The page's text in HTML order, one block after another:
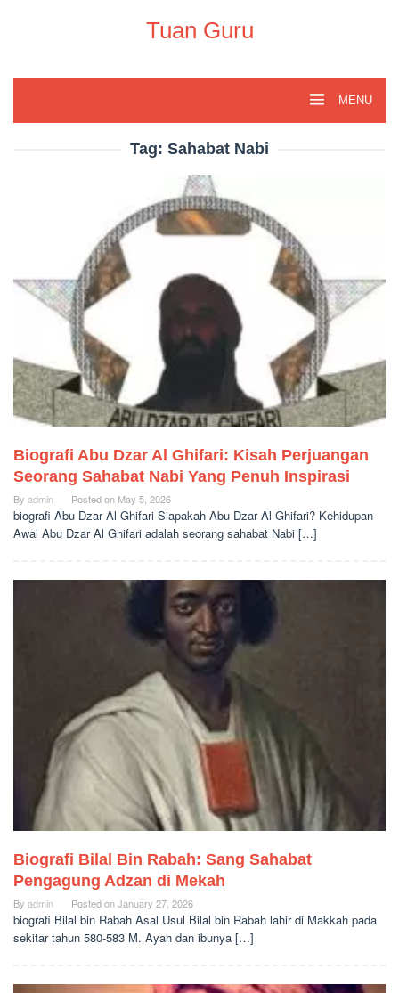
Tuan Guru
MENU
Tag: Sahabat Nabi
Biografi Abu Dzar Al Ghifari: Kisah Perjuangan
Seorang Sahabat Nabi Yang Penuh Inspirasi
By admin Posted on May 5, 2026
biografi Abu Dzar Al Ghifari Siapakah Abu Dzar Al Ghifari? Kehidupan
Awal Abu Dzar Al Ghifari adalah seorang sahabat Nabi […]
Biografi Bilal Bin Rabah: Sang Sahabat
Pengagung Adzan di Mekah
By admin Posted onJanuary 27, 2026
biografi Bilal bin Rabah Asal Usul Bilal bin Rabah lahir di Makkah pada
sekitar tahun 580-583 M. Ayah dan ibunya […]